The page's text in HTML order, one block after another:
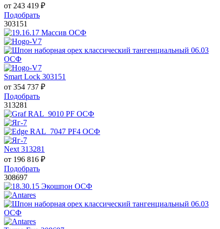
от 243 419 ₽
Подобрать
303151
Smart Lock 303151
от 354 737 ₽
Подобрать
313281
Next 313281
от 196 816 ₽
Подобрать
308697